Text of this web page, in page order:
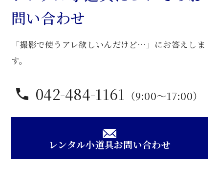
ド
脇
問い合わせ
「撮影で使うアレ欲しいんだけど…」にお答えしま
す。
042-484-1161 （9:00〜17:00）
レンタル小道具お問い合わせ